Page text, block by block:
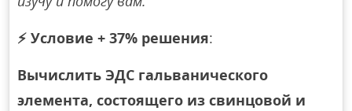
⚡ Условие + 37% решения:
Вычислить ЭДС гальванического
элемента, состоящего из свинцовой и